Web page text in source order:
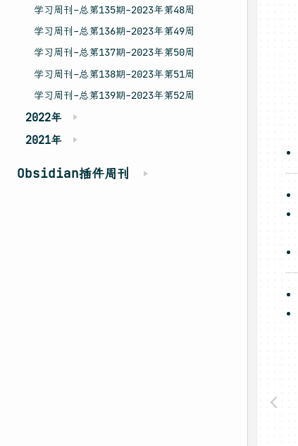
学习周刊-总第135期-2023年第48周
学习周刊-总第136期-2023年第49周
学习周刊-总第137期-2023年第50周
学习周刊-总第138期-2023年第51周
学习周刊-总第139期-2023年第52周
2022年
2021年
Obsidian插件周刊